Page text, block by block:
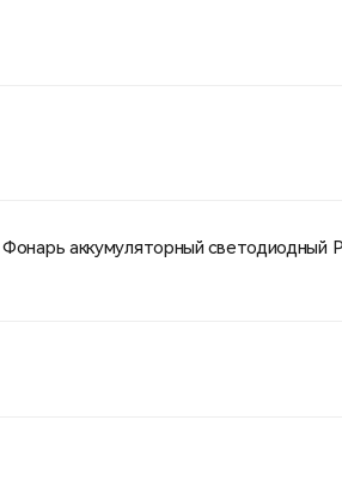
Фонарь аккумуляторный светодиодный